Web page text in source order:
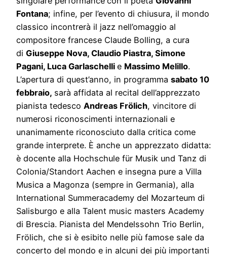
Fontana; infine, per l’evento di chiusura, il mondo
classico incontrerà il jazz nell’omaggio al
compositore francese Claude Bolling, a cura
di Giuseppe Nova, Claudio Piastra, Simone
Pagani, Luca Garlaschelli e Massimo Melillo.
L’apertura di quest’anno, in programma sabato 10
febbraio, sarà affidata al recital dell’apprezzato
pianista tedesco Andreas Frölich, vincitore di
numerosi riconoscimenti internazionali e
unanimamente riconosciuto dalla critica come
grande interprete. È anche un apprezzato didatta:
è docente alla Hochschule für Musik und Tanz di
Colonia/Standort Aachen e insegna pure a Villa
Musica a Magonza (sempre in Germania), alla
International Summeracademy del Mozarteum di
Salisburgo e alla Talent music masters Academy
di Brescia. Pianista del Mendelssohn Trio Berlin,
Frölich, che si è esibito nelle più famose sale da
concerto del mondo e in alcuni dei più importanti